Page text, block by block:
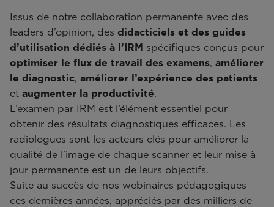
Issus de notre collaboration permanente avec des
leaders d’opinion, des didacticiels et des guides
d’utilisation dédiés à l’IRM spécifiques conçus pour
optimiser le flux de travail des examens, améliorer
le diagnostic, améliorer l’expérience des patients
et augmenter la productivité.
L’examen par IRM est l’élément essentiel pour
obtenir des résultats diagnostiques efficaces. Les
radiologues sont les acteurs clés pour améliorer la
qualité de l’image de chaque scanner et leur mise à
jour permanente est un de leurs objectifs.
Suite au succès de nos webinaires pédagogiques
ces dernières années, appréciés par des milliers de